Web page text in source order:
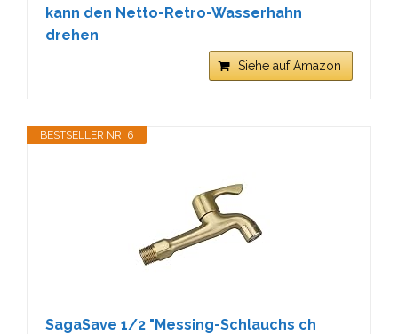
kann den Netto-Retro-Wasserhahn
drehen
Siehe auf Amazon
BESTSELLER NR. 6
SagaSave 1/2 "Messing-Schlauchs ch